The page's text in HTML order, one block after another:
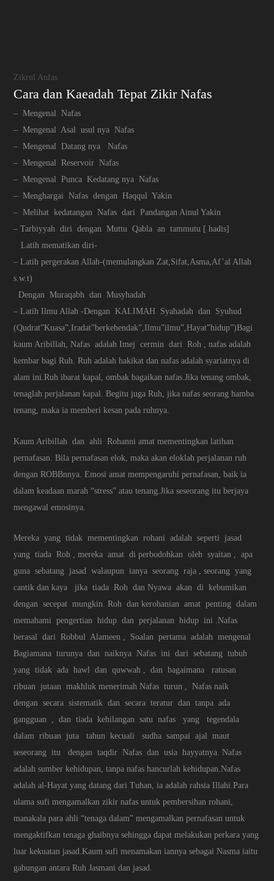
Zikrul Anfas
Cara dan Kaeadah Tepat Zikir Nafas
– Mengenal Nafas
– Mengenal Asal usul nya Nafas
– Mengenal Datang nya Nafas
– Mengenal Reservoir Nafas
– Mengenal Punca Kedatang nya Nafas
– Menghargai Nafas dengan Haqqul Yakin
– Melihat kedatangan Nafas dari Pandangan Ainul Yakin
– Tarbiyyah diri dengan Muttu Qabla an tammutu [ hadis]
Latih mematikan diri-
– Latih pergerakan Allah-(memulangkan Zat,Sifat,Asma,Af’al Allah
s.w.t)
Dengan Muraqabh dan Musyhadah
– Latih Ilmu Allah -Dengan KALIMAH Syahadah dan Syuhud
(Qudrat”Kuasa”,Iradat”berkehendak”,Ilmu”ilmu”,Hayat”hidup”)Bagi
kaum Aribillah, Nafas adalah Imej cermin dari Roh , nafas adalah
kembar bagi Ruh. Ruh adalah hakikat dan nafas adalah syariatnya di
alam ini.Ruh ibarat kapal, ombak bagaikan nafas.Jika tenang ombak,
tenaglah perjalanan kapal. Begitu juga Ruh, jika nafas seorang hamba
tenang, maka ia memberi kesan pada ruhnya.
Kaum Aribillah dan ahli Rohanni amat mementingkan latihan
pernafasan. Bila pernafasan elok, maka akan eloklah perjalanan ruh
dengan ROBBnnya. Emosi amat mempengaruhi pernafasan, baik ia
dalam keadaan marah “stress” atau tenang.Jika seseorang itu berjaya
mengawal emosinya.
Mereka yang tidak mementingkan rohani adalah seperti jasad
yang tiada Roh , mereka amat di perbodohkan oleh syaitan , apa
guna sebatang jasad walaupun ianya seorang raja , seorang yang
cantik dan kaya jika tiada Roh dan Nyawa akan di kebumikan
dengan secepat mungkin. Roh dan kerohanian amat penting dalam
memahami pengertian hidup dan perjalanan hidup ini .Nafas
berasal dari Robbul Alameen , Soalan pertama adalah mengenal
Bagiamana turunya dan naiknya Nafas ini dari sebatang tubuh
yang tidak ada hawl dan quwwah , dan bagaimana ratusan
ribuan jutaan makhluk menerimah Nafas turun , Nafas naik
dengan secara sistematik dan secara teratur dan tanpa ada
gangguan , dan tiada kehilangan satu nafas yang tegendala
dalam ribuan juta tahun kecuali sudha sampai ajal maut
seseorang itu dengan taqdir Nafas dan usia hayyatnya. Nafas
adalah sumber kehidupan, tanpa nafas hancurlah kehidupan.Nafas
adalah al-Hayat yang datang dari Tuhan, ia adalah rahsia Illahi.Para
ulama sufi mengamalkan zikir nafas untuk pembersihan rohani,
manakala para ahli “tenaga dalam” mengamalkan pernafasan untuk
mengaktifkan tenaga ghaibnya sehingga dapat melakukan perkara yang
luar kekuatan jasad.Kaum sufi menamakan iannya sebagai Nasma iaitu
gabungan antara Ruh Jasmani dan jasad.